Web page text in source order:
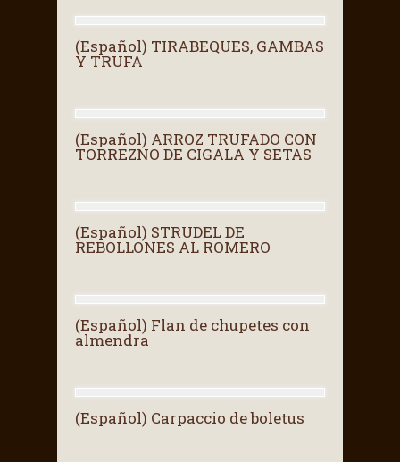
(Español) TIRABEQUES, GAMBAS
Y TRUFA
(Español) ARROZ TRUFADO CON
TORREZNO DE CIGALA Y SETAS
(Español) STRUDEL DE
REBOLLONES AL ROMERO
(Español) Flan de chupetes con
almendra
(Español) Carpaccio de boletus